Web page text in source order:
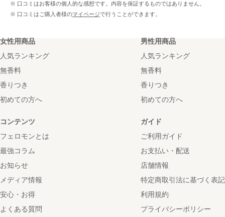
※ 口コミはお客様の個人的な感想です。内容を保証するものではありません。
※ 口コミはご購入者様のマイページで行うことができます。
女性用商品
人気ランキング
無香料
香りつき
初めての方へ
男性用商品
人気ランキング
無香料
香りつき
初めての方へ
コンテンツ
フェロモンとは
最強コラム
お知らせ
メディア情報
安心・お得
よくある質問
ガイド
ご利用ガイド
お支払い・配送
店舗情報
特定商取引法に基づく表記
利用規約
プライバシーポリシー